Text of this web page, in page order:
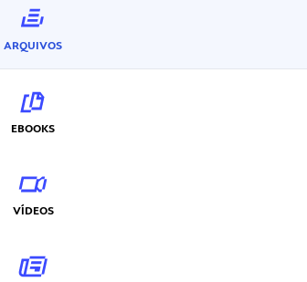
ARQUIVOS
EBOOKS
VÍDEOS